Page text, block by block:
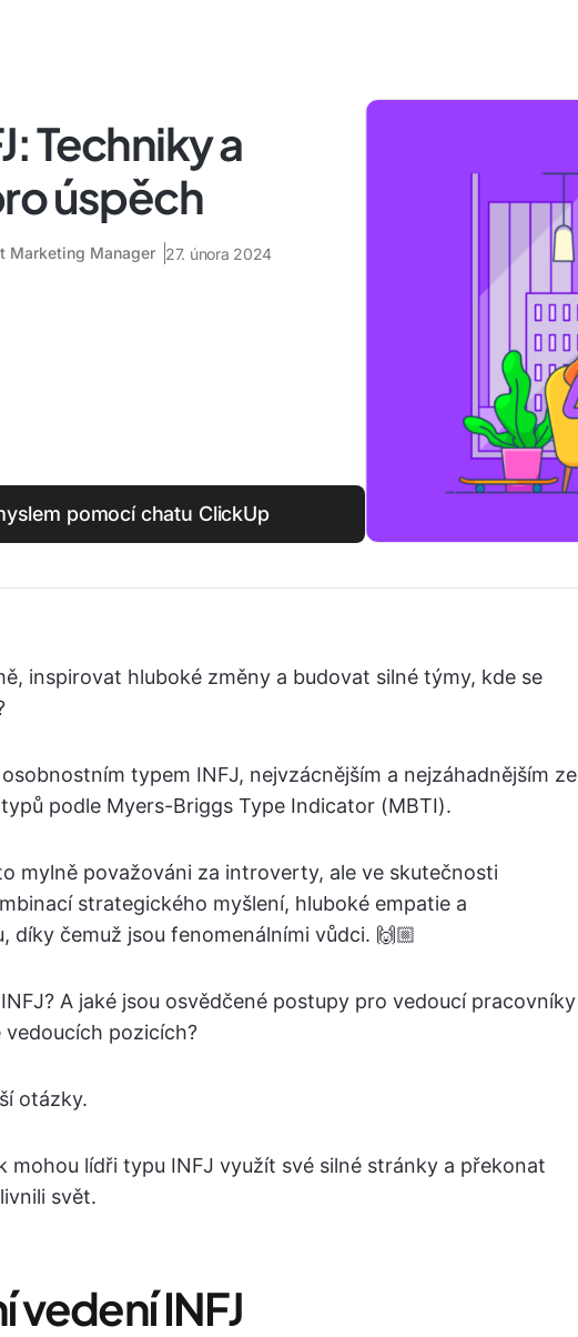
Techniky a
úspěch
Marketing Manager 27. února 2024
pomocí chatu ClickUp
inspirovat hluboké změny a budovat silné týmy, kde se
typem INFJ, nejvzácnějším a nejzáhadnějším ze
podle Myers-Briggs Type Indicator (MBTI).
mylně považováni za introverty, ale ve skutečnosti
strategického myšlení, hluboké empatie a
díky čemuž jsou fenomenálními vůdci. 🙌🏼
A jaké jsou osvědčené postupy pro vedoucí pracovníky
vedoucích pozicích?
otázky.
mohou lídři typu INFJ využít své silné stránky a překonat
svět.
vedení INFJ